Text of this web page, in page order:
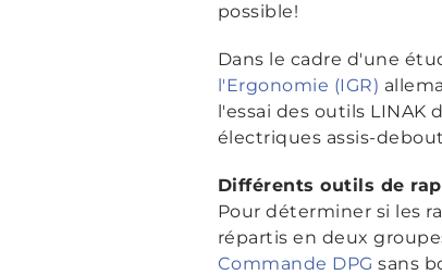
possible!
Dans le cadre d'une
l'Ergonomie (IGR)
l'essai des outils LINAK
électriques assis-
Différents outils de
Pour déterminer si les
répartis en deux
Commande DPG sans